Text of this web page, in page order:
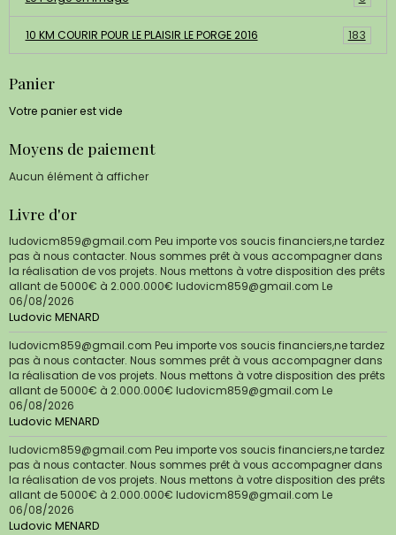
10 KM COURIR POUR LE PLAISIR LE PORGE 2016 183
Panier
Votre panier est vide
Moyens de paiement
Aucun élément à afficher
Livre d'or
ludovicm859@gmail.com Peu importe vos soucis financiers,ne tardez
pas à nous contacter. Nous sommes prêt à vous accompagner dans
la réalisation de vos projets. Nous mettons à votre disposition des prêts
allant de 5000€ à 2.000.000€ ludovicm859@gmail.com Le
06/08/2026
Ludovic MENARD
ludovicm859@gmail.com Peu importe vos soucis financiers,ne tardez
pas à nous contacter. Nous sommes prêt à vous accompagner dans
la réalisation de vos projets. Nous mettons à votre disposition des prêts
allant de 5000€ à 2.000.000€ ludovicm859@gmail.com Le
06/08/2026
Ludovic MENARD
ludovicm859@gmail.com Peu importe vos soucis financiers,ne tardez
pas à nous contacter. Nous sommes prêt à vous accompagner dans
la réalisation de vos projets. Nous mettons à votre disposition des prêts
allant de 5000€ à 2.000.000€ ludovicm859@gmail.com Le
06/08/2026
Ludovic MENARD